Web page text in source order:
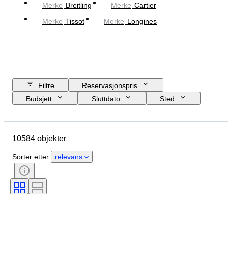
Merke Breitling Merke Cartier
Merke Tissot Merke Longines
Filtre
Reservasjonspris
Budsjett
Sluttdato
Sted
Opprinnelsesland
Tilstand
Sertifisering
Utgave nr
Urverk
10584 objekter
Sorter etter relevans